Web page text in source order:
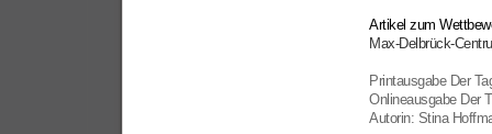
Artikel zum
Max-Delbrück-
Printausgabe Der
Onlineausgabe Der
Autorin: Stina